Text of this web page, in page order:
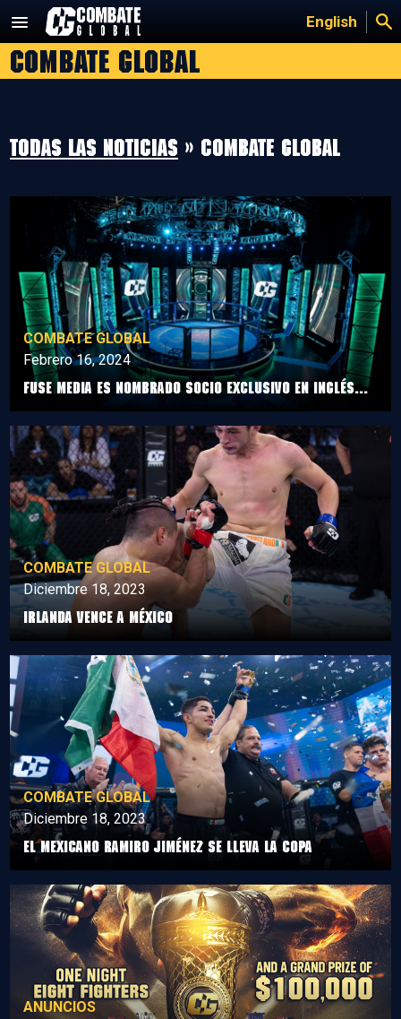
contenido
English
Combate Global
Todas las noticias » Combate Global
COMBATE GLOBAL
Febrero 16, 2024
FUSE MEDIA ES NOMBRADO SOCIO EXCLUSIVO EN INGLÉS...
COMBATE GLOBAL
Diciembre 18, 2023
Irlanda vence a México
COMBATE GLOBAL
Diciembre 18, 2023
EL MEXICANO RAMIRO JIMÉNEZ SE LLEVA LA COPA
ANUNCIOS